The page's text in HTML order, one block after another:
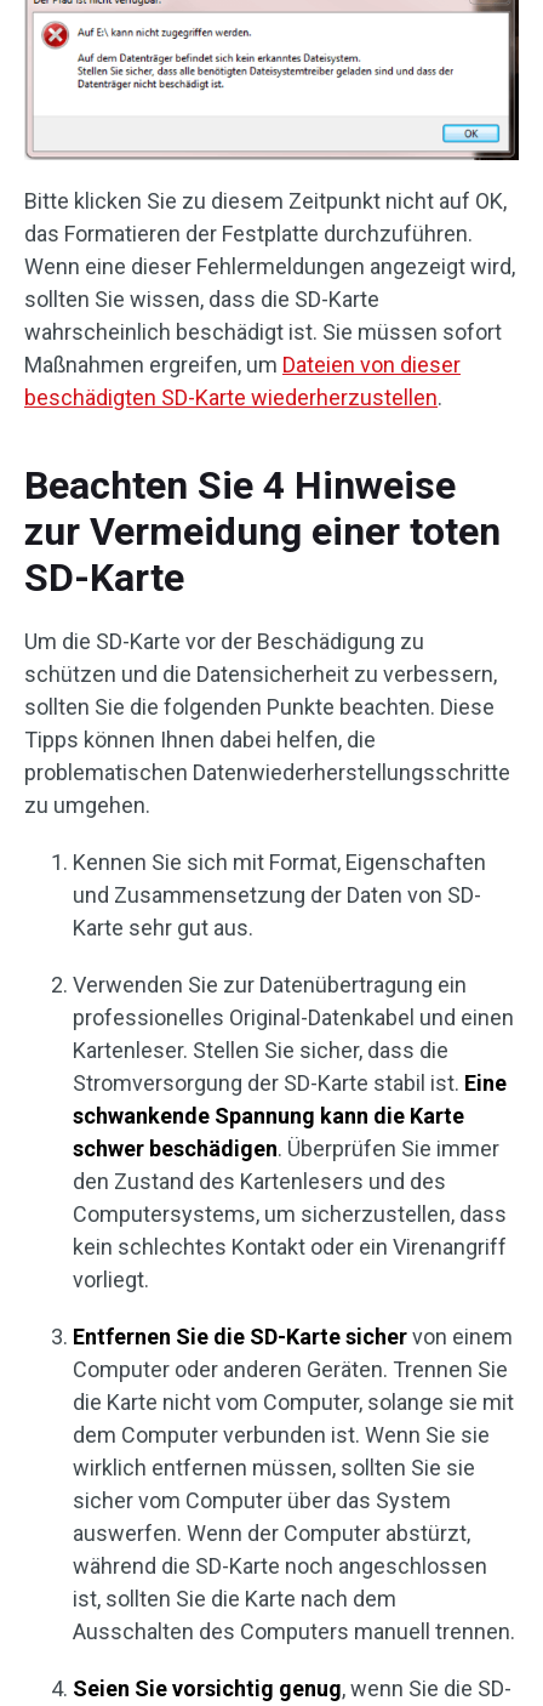
Bitte klicken Sie zu diesem Zeitpunkt nicht auf OK,
das Formatieren der Festplatte durchzuführen.
Wenn eine dieser Fehlermeldungen angezeigt wird,
sollten Sie wissen, dass die SD-Karte
wahrscheinlich beschädigt ist. Sie müssen sofort
Maßnahmen ergreifen, um Dateien von dieser
beschädigten SD-Karte wiederherzustellen.
Beachten Sie 4 Hinweise
zur Vermeidung einer toten
SD-Karte
Um die SD-Karte vor der Beschädigung zu
schützen und die Datensicherheit zu verbessern,
sollten Sie die folgenden Punkte beachten. Diese
Tipps können Ihnen dabei helfen, die
problematischen Datenwiederherstellungsschritte
zu umgehen.
Kennen Sie sich mit Format, Eigenschaften
und Zusammensetzung der Daten von SD-
Karte sehr gut aus.
Verwenden Sie zur Datenübertragung ein
professionelles Original-Datenkabel und einen
Kartenleser. Stellen Sie sicher, dass die
Stromversorgung der SD-Karte stabil ist. Eine
schwankende Spannung kann die Karte
schwer beschädigen. Überprüfen Sie immer
den Zustand des Kartenlesers und des
Computersystems, um sicherzustellen, dass
kein schlechtes Kontakt oder ein Virenangriff
vorliegt.
Entfernen Sie die SD-Karte sichervon einem
Computer oder anderen Geräten. Trennen Sie
die Karte nicht vom Computer, solange sie mit
dem Computer verbunden ist. Wenn Sie sie
wirklich entfernen müssen, sollten Sie sie
sicher vom Computer über das System
auswerfen. Wenn der Computer abstürzt,
während die SD-Karte noch angeschlossen
ist, sollten Sie die Karte nach dem
Ausschalten des Computers manuell trennen.
Seien Sie vorsichtig genug, wenn Sie die SD-